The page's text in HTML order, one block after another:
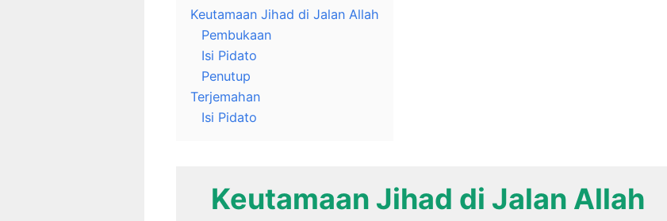
Keutamaan Jihad di Jalan Allah
Pembukaan
Isi Pidato
Penutup
Terjemahan
Isi Pidato
Keutamaan Jihad di Jalan Allah